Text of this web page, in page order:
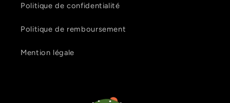
Politique de confidentialité
Politique de remboursement
Mention légale